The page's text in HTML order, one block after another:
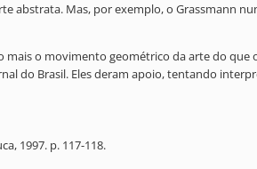
abstrata. Mas, por exemplo, o Grassmann
o movimento geométrico da arte do
do Brasil. Eles deram apoio, tentando
1997. p. 117-118.